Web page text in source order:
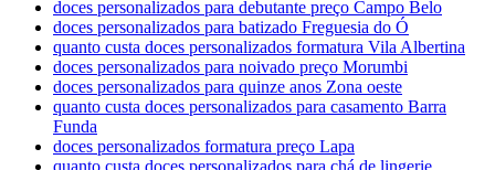
doces personalizados para debutante preço Campo Belo
doces personalizados para batizado Freguesia do Ó
quanto custa doces personalizados formatura Vila Albertina
doces personalizados para noivado preço Morumbi
doces personalizados para quinze anos Zona oeste
quanto custa doces personalizados para casamento Barra
Funda
doces personalizados formatura preço Lapa